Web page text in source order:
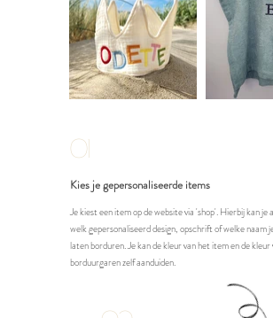
01
Kies je gepersonaliseerde items
Je kiest een item op de website via 'shop'. Hierbij kan je
welk gepersonaliseerd design, opschrift of welke naam
laten borduren. Je kan de kleur van het item en de kleur
borduurgaren zelf aanduiden.